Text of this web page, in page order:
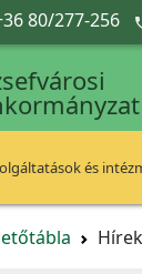
80/277-256
és
Hírek